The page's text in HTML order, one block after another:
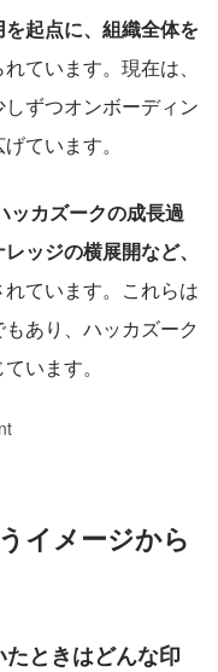
起点に、組織全体を
ています。現在は、
ずつオンボーディン
ています。
ッカズークの成長過
ッジの横展開など、
れています。これらは
あり、ハッカズーク
います。
イメージから
ときはどんな印